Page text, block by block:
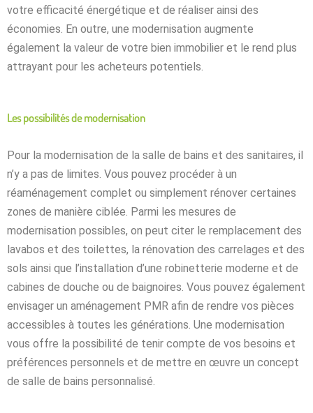
votre efficacité énergétique et de réaliser ainsi des
économies. En outre, une modernisation augmente
également la valeur de votre bien immobilier et le rend plus
attrayant pour les acheteurs potentiels.
Les possibilités de modernisation
Pour la modernisation de la salle de bains et des sanitaires, il
n’y a pas de limites. Vous pouvez procéder à un
réaménagement complet ou simplement rénover certaines
zones de manière ciblée. Parmi les mesures de
modernisation possibles, on peut citer le remplacement des
lavabos et des toilettes, la rénovation des carrelages et des
sols ainsi que l’installation d’une robinetterie moderne et de
cabines de douche ou de baignoires. Vous pouvez également
envisager un aménagement PMR afin de rendre vos pièces
accessibles à toutes les générations. Une modernisation
vous offre la possibilité de tenir compte de vos besoins et
préférences personnels et de mettre en œuvre un concept
de salle de bains personnalisé.